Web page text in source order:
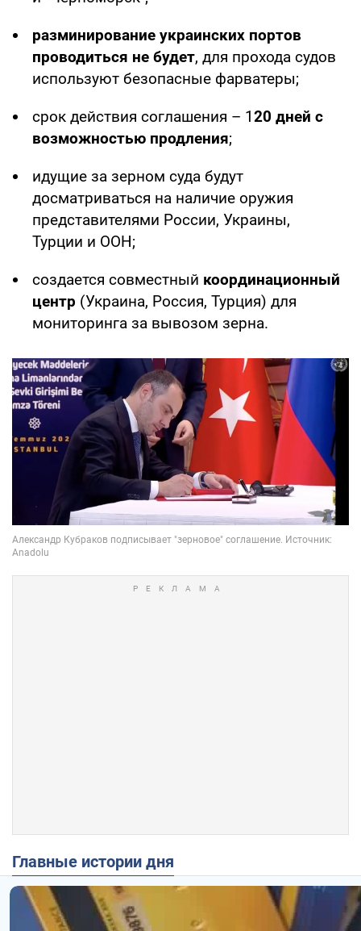
разминирование украинских портов
проводиться не будет, для прохода судов
используют безопасные фарватеры;
срок действия соглашения – 120 дней с
возможностью продления;
идущие за зерном суда будут
досматриваться на наличие оружия
представителями России, Украины,
Турции и ООН;
создается совместный координационный
центр (Украина, Россия, Турция) для
мониторинга за вывозом зерна.
Главные истории дня